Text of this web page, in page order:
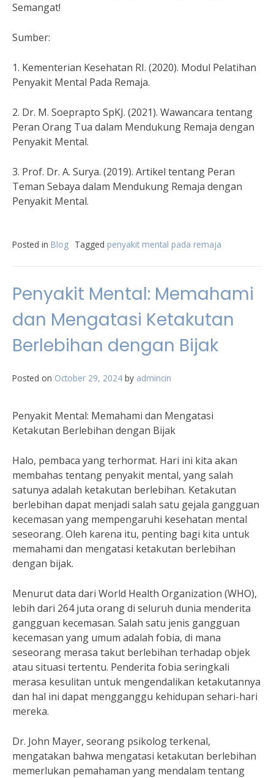
Semangat!
Sumber:
1. Kementerian Kesehatan RI. (2020). Modul Pelatihan
Penyakit Mental Pada Remaja.
2. Dr. M. Soeprapto SpKJ. (2021). Wawancara tentang
Peran Orang Tua dalam Mendukung Remaja dengan
Penyakit Mental.
3. Prof. Dr. A. Surya. (2019). Artikel tentang Peran
Teman Sebaya dalam Mendukung Remaja dengan
Penyakit Mental.
Posted in Blog Tagged penyakit mental pada remaja
Penyakit Mental: Memahami
dan Mengatasi Ketakutan
Berlebihan dengan Bijak
Posted on October 29, 2024 by admincin
Penyakit Mental: Memahami dan Mengatasi
Ketakutan Berlebihan dengan Bijak
Halo, pembaca yang terhormat. Hari ini kita akan
membahas tentang penyakit mental, yang salah
satunya adalah ketakutan berlebihan. Ketakutan
berlebihan dapat menjadi salah satu gejala gangguan
kecemasan yang mempengaruhi kesehatan mental
seseorang. Oleh karena itu, penting bagi kita untuk
memahami dan mengatasi ketakutan berlebihan
dengan bijak.
Menurut data dari World Health Organization (WHO),
lebih dari 264 juta orang di seluruh dunia menderita
gangguan kecemasan. Salah satu jenis gangguan
kecemasan yang umum adalah fobia, di mana
seseorang merasa takut berlebihan terhadap objek
atau situasi tertentu. Penderita fobia seringkali
merasa kesulitan untuk mengendalikan ketakutannya
dan hal ini dapat mengganggu kehidupan sehari-hari
mereka.
Dr. John Mayer, seorang psikolog terkenal,
mengatakan bahwa mengatasi ketakutan berlebihan
memerlukan pemahaman yang mendalam tentang